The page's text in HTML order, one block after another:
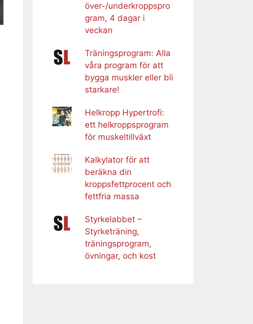
över-/underkroppspro
gram, 4 dagar i
veckan
Träningsprogram: Alla
våra program för att
bygga muskler eller bli
starkare!
Helkropp Hypertrofi:
ett helkroppsprogram
för muskeltillväxt
Kalkylator för att
beräkna din
kroppsfettprocent och
fettfria massa
Styrkelabbet –
Styrketräning,
träningsprogram,
övningar, och kost